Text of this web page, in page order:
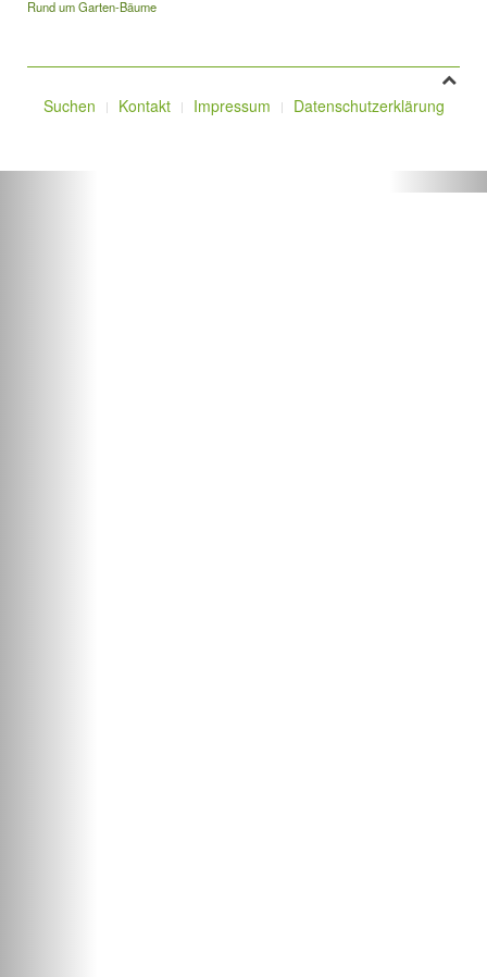
Rund um Garten-Bäume
Suchen Kontakt Impressum Datenschutzerklärung